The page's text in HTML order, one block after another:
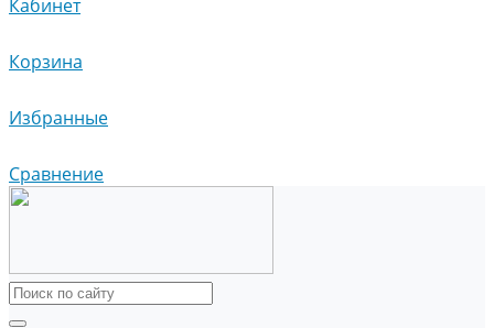
Кабинет
Корзина
Избранные
Сравнение